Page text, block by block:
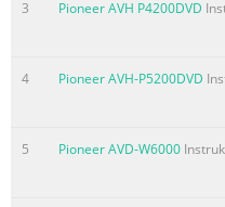
Important !
Rememberthatif
maydrainbatterypower.
3 Pioneer AVH P4200DVD
4 Pioneer AVH-P5200DVD
5 Pioneer AVD-W6000